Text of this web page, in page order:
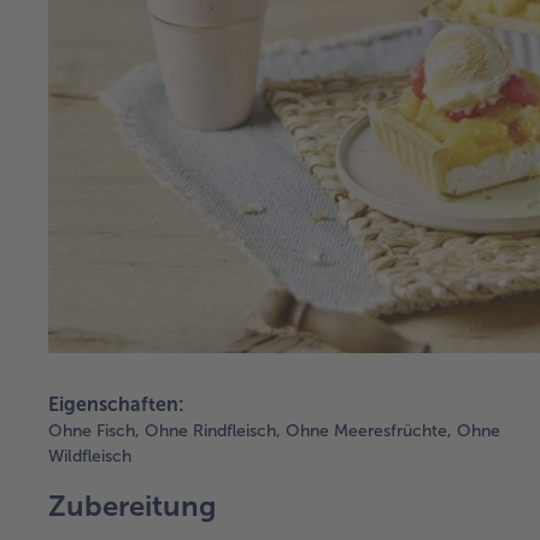
Eigenschaften:
Ohne Fisch, Ohne Rindfleisch, Ohne Meeresfrüchte, Ohne
Wildfleisch
Zubereitung